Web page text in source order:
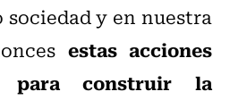
sociedad y en nuestra
estas acciones
para construir la